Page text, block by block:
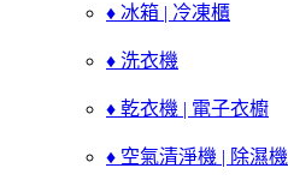
♦ 冰箱 | 冷凍櫃
♦ 洗衣機
♦ 乾衣機 | 電子衣櫥
♦ 空氣清淨機 | 除濕機